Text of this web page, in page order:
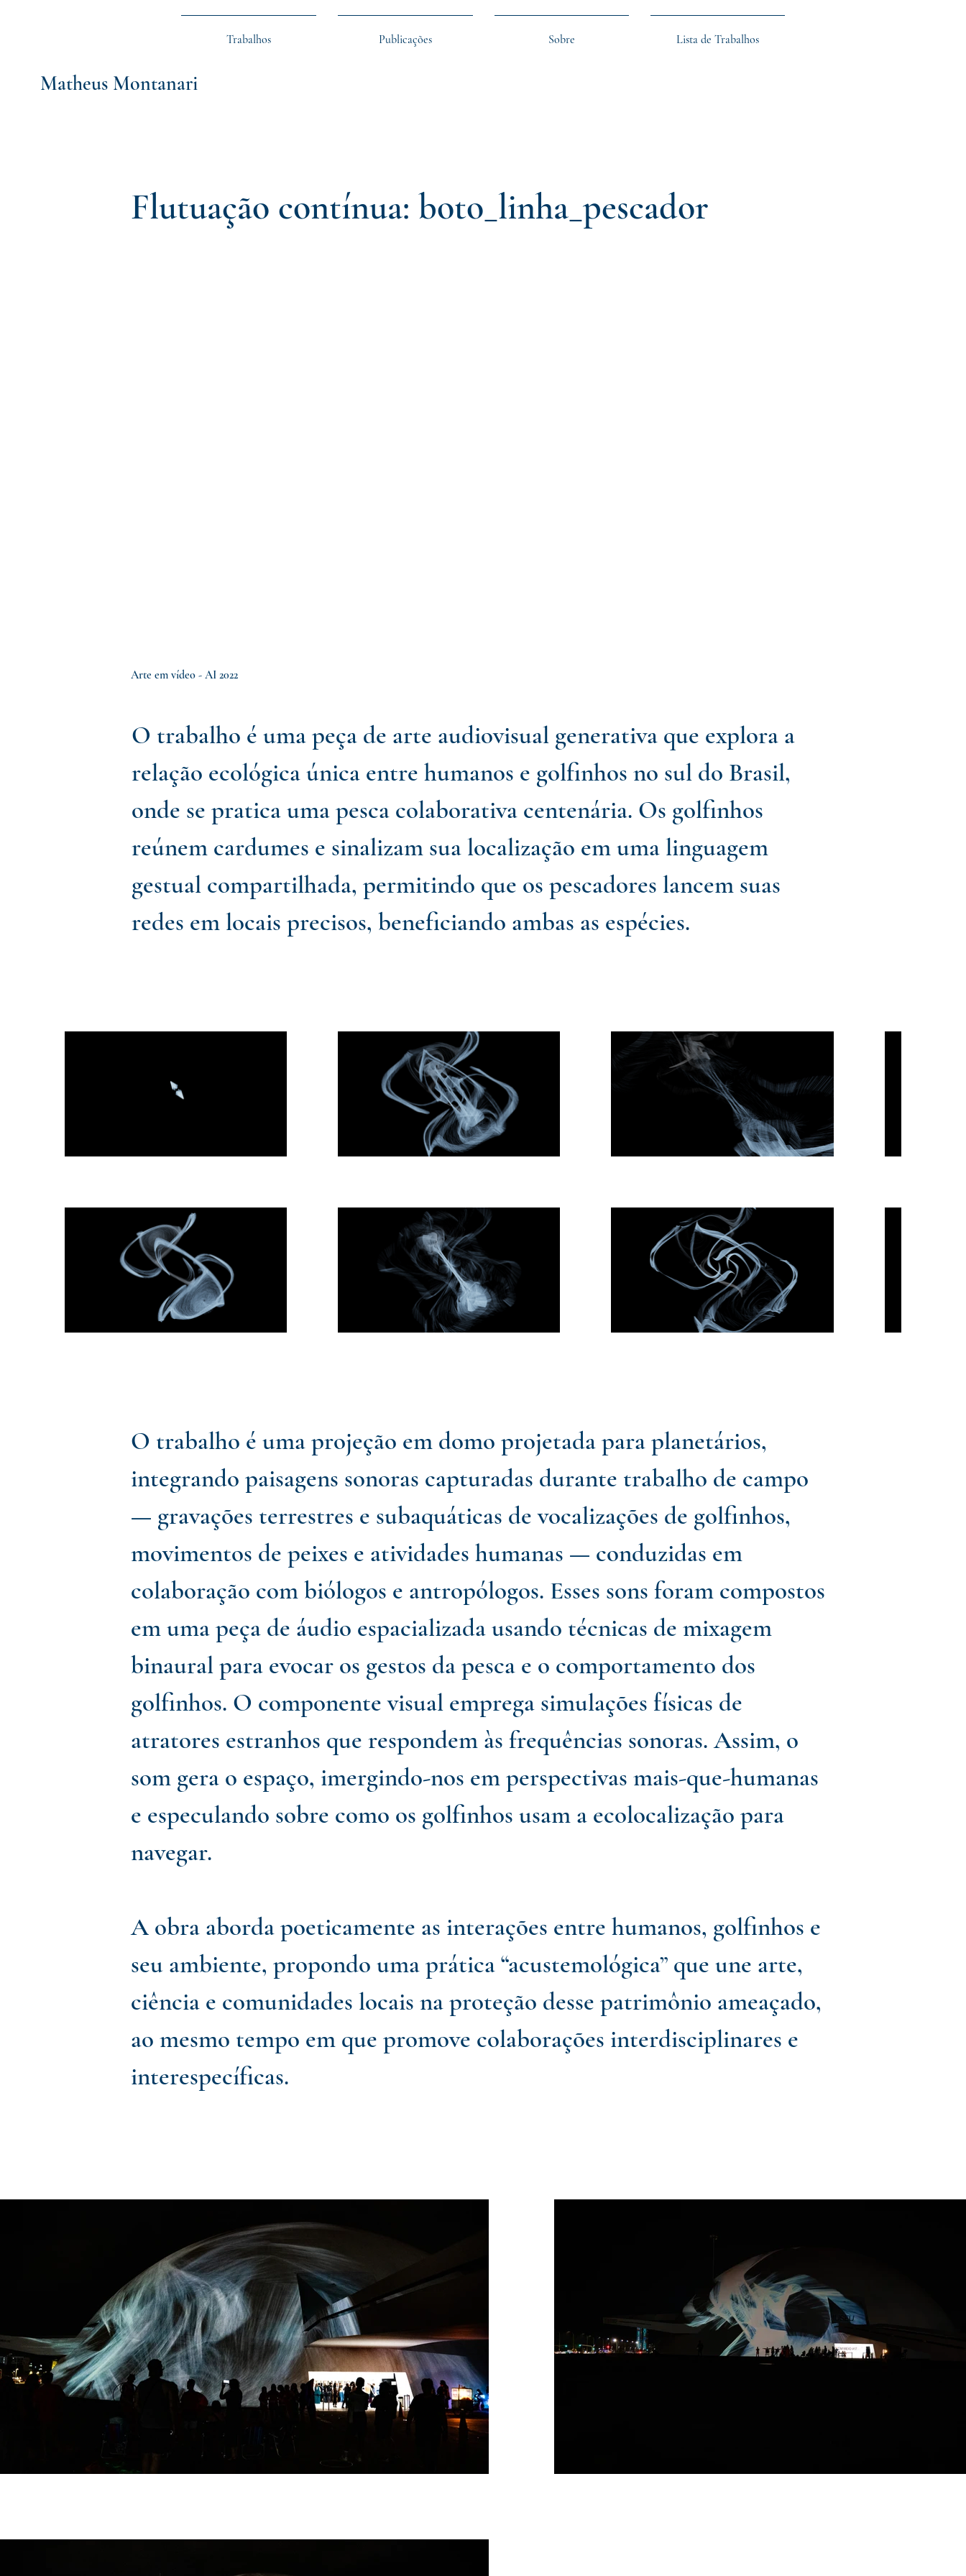
Trabalhos Publicações Sobre Lista de Trabalhos
Matheus Montanari
Flutuação contínua: boto_linha_pescador
Arte em vídeo - AI 2022
O trabalho é uma peça de arte audiovisual generativa que explora a
relação ecológica única entre humanos e golfinhos no sul do Brasil,
onde se pratica uma pesca colaborativa centenária. Os golfinhos
reúnem cardumes e sinalizam sua localização em uma linguagem
gestual compartilhada, permitindo que os pescadores lancem suas
redes em locais precisos, beneficiando ambas as espécies.
O trabalho é uma projeção em domo projetada para planetários,
integrando paisagens sonoras capturadas durante trabalho de campo
— gravações terrestres e subaquáticas de vocalizações de golfinhos,
movimentos de peixes e atividades humanas — conduzidas em
colaboração com biólogos e antropólogos. Esses sons foram compostos
em uma peça de áudio espacializada usando técnicas de mixagem
binaural para evocar os gestos da pesca e o comportamento dos
golfinhos. O componente visual emprega simulações físicas de
atratores estranhos que respondem às frequências sonoras. Assim, o
som gera o espaço, imergindo-nos em perspectivas mais-que-humanas
e especulando sobre como os golfinhos usam a ecolocalização para
navegar.
A obra aborda poeticamente as interações entre humanos, golfinhos e
seu ambiente, propondo uma prática “acustemológica” que une arte,
ciência e comunidades locais na proteção desse patrimônio ameaçado,
ao mesmo tempo em que promove colaborações interdisciplinares e
interespecíficas.